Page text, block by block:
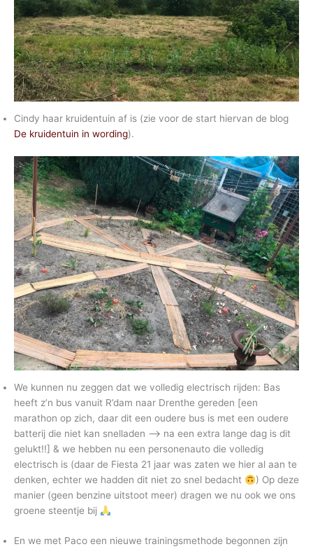
Cindy haar kruidentuin af is (zie voor de start hiervan de blog
De kruidentuin in wording).
We kunnen nu zeggen dat we volledig electrisch rijden: Bas
heeft z’n bus vanuit R’dam naar Drenthe gereden [een
marathon op zich, daar dit een oudere bus is met een oudere
batterij die niet kan snelladen –> na een extra lange dag is dit
gelukt!!] & we hebben nu een personenauto die volledig
electrisch is (daar de Fiesta 21 jaar was zaten we hier al aan te
denken, echter we hadden dit niet zo snel bedacht
) Op deze
manier (geen benzine uitstoot meer) dragen we nu ook we ons
groene steentje bij
En we met Paco een nieuwe trainingsmethode begonnen zijn